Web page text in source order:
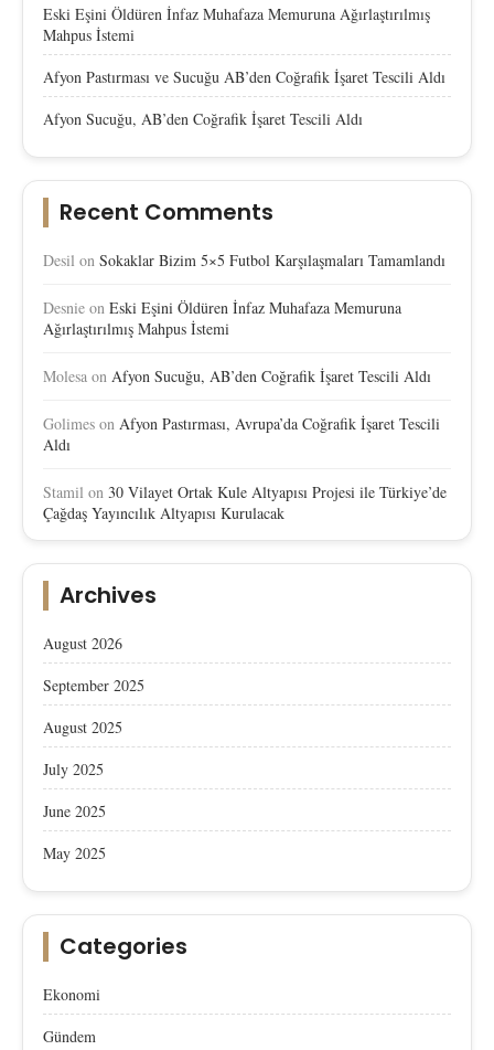
Eski Eşini Öldüren İnfaz Muhafaza Memuruna Ağırlaştırılmış
Mahpus İstemi
Afyon Pastırması ve Sucuğu AB’den Coğrafik İşaret Tescili Aldı
Afyon Sucuğu, AB’den Coğrafik İşaret Tescili Aldı
Recent Comments
Desil on Sokaklar Bizim 5×5 Futbol Karşılaşmaları Tamamlandı
Desnie on Eski Eşini Öldüren İnfaz Muhafaza Memuruna
Ağırlaştırılmış Mahpus İstemi
Molesa on Afyon Sucuğu, AB’den Coğrafik İşaret Tescili Aldı
Golimes on Afyon Pastırması, Avrupa’da Coğrafik İşaret Tescili
Aldı
Stamil on 30 Vilayet Ortak Kule Altyapısı Projesi ile Türkiye’de
Çağdaş Yayıncılık Altyapısı Kurulacak
Archives
August 2026
September 2025
August 2025
July 2025
June 2025
May 2025
Categories
Ekonomi
Gündem